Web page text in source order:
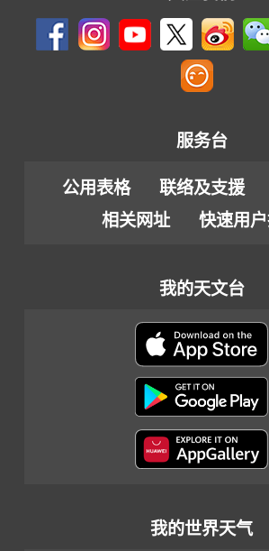
服务台
公用表格 联络及支援
相关网址
快速用
我的天文台
我的世界天气